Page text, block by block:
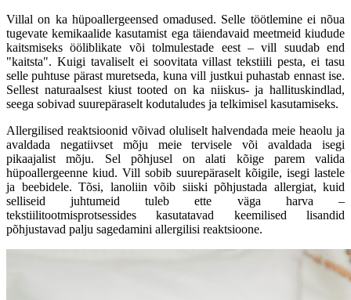
Villal on ka hüpoallergeensed omadused. Selle töötlemine ei nõua
tugevate kemikaalide kasutamist ega täiendavaid meetmeid kiudude
kaitsmiseks ööliblikate või tolmulestade eest – vill suudab end
"kaitsta". Kuigi tavaliselt ei soovitata villast tekstiili pesta, ei tasu
selle puhtuse pärast muretseda, kuna vill justkui puhastab ennast ise.
Sellest naturaalsest kiust tooted on ka niiskus- ja hallituskindlad,
seega sobivad suurepäraselt kodutaludes ja telkimisel kasutamiseks.
Allergilised reaktsioonid võivad oluliselt halvendada meie heaolu ja
avaldada negatiivset mõju meie tervisele või avaldada isegi
pikaajalist mõju. Sel põhjusel on alati kõige parem valida
hüpoallergeenne kiud. Vill sobib suurepäraselt kõigile, isegi lastele
ja beebidele. Tõsi, lanoliin võib siiski põhjustada allergiat, kuid
selliseid juhtumeid tuleb ette väga harva –
tekstiilitootmisprotsessides kasutatavad keemilised lisandid
põhjustavad palju sagedamini allergilisi reaktsioone.